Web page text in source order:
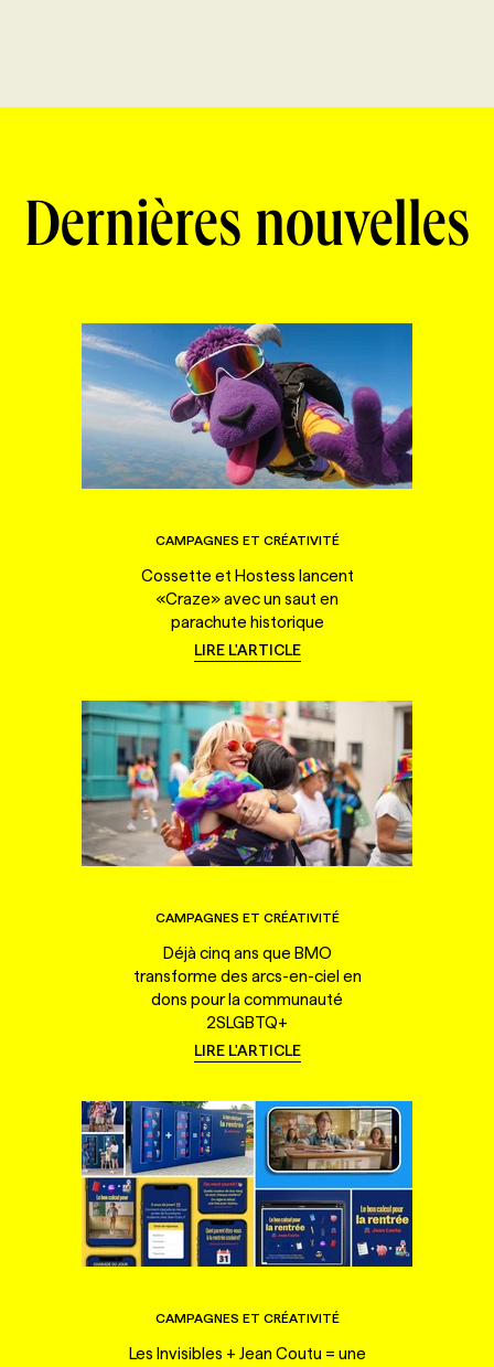
Dernières nouvelles
CAMPAGNES ET CRÉATIVITÉ
Cossette et Hostess lancent
«Craze» avec un saut en
parachute historique
LIRE L'ARTICLE
CAMPAGNES ET CRÉATIVITÉ
Déjà cinq ans que BMO
transforme des arcs-en-ciel en
dons pour la communauté
2SLGBTQ+
LIRE L'ARTICLE
CAMPAGNES ET CRÉATIVITÉ
Les Invisibles + Jean Coutu = une